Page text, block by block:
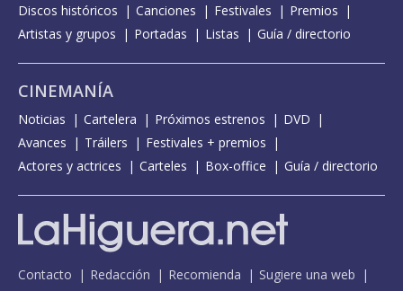
Discos históricos
Canciones Festivales
Premios
Artistas y grupos
Portadas Listas Guía / directorio
CINEMANÍA
Noticias Cartelera Próximos estrenos
DVD
Avances
Tráilers
Festivales + premios
Actores y actrices
Carteles Box-office Guía / directorio
Contacto Redacción Recomienda
Sugiere una web